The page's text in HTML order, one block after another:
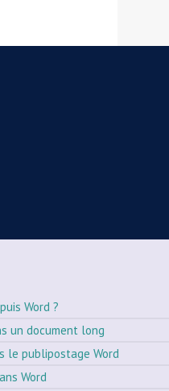
Word ?
un document long
le publipostage Word
Word